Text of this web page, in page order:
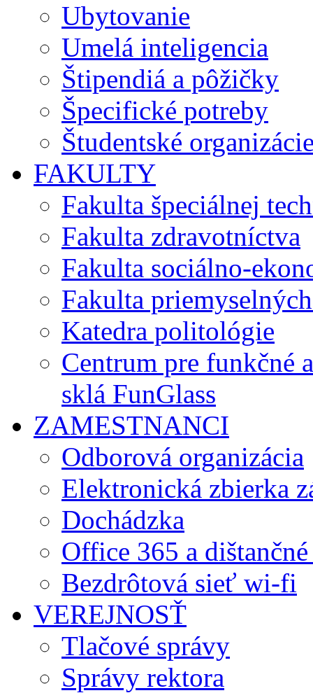
Ubytovanie
Umelá inteligencia
Štipendiá a pôžičky
Špecifické potreby
Študentské
FAKULTY
Fakulta špeciálnej
Fakulta zdravotníctva
Fakulta sociálno-
Fakulta
Katedra politológie
Centrum pre funkčné
sklá FunGlass
ZAMESTNANCI
Odborová organizácia
Elektronická zbierka
Dochádzka
Office 365 a
Bezdrôtová sieť wi-fi
VEREJNOSŤ
Tlačové správy
Správy rektora